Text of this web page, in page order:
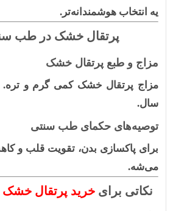
یه انتخاب هوشمندانه‌تر.
پرتقال خشک در طب
مزاج و طبع پرتقال خشک
مزاج پرتقال خشک کمی گرم و
سال.
توصیه‌های حکمای طب سنتی
برای پاکسازی بدن، تقویت قلب و
می‌شه.
نکاتی برایخرید پرتقال خشک